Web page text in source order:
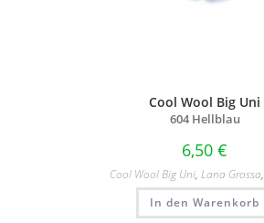
Cool Wool Big Uni
604 Hellblau
6,50 €
Cool Wool Big Uni, Lana Grossa,
In den Warenkorb